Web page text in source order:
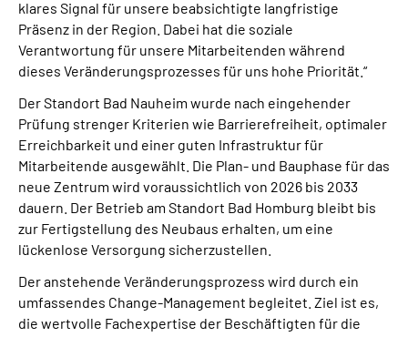
klares Signal für unsere beabsichtigte langfristige
Präsenz in der Region. Dabei hat die soziale
Verantwortung für unsere Mitarbeitenden während
dieses Veränderungsprozesses für uns hohe Priorität.“
Der Standort Bad Nauheim wurde nach eingehender
Prüfung strenger Kriterien wie Barrierefreiheit, optimaler
Erreichbarkeit und einer guten Infrastruktur für
Mitarbeitende ausgewählt. Die Plan- und Bauphase für das
neue Zentrum wird voraussichtlich von 2026 bis 2033
dauern. Der Betrieb am Standort Bad Homburg bleibt bis
zur Fertigstellung des Neubaus erhalten, um eine
lückenlose Versorgung sicherzustellen.
Der anstehende Veränderungsprozess wird durch ein
umfassendes Change-Management begleitet. Ziel ist es,
die wertvolle Fachexpertise der Beschäftigten für die